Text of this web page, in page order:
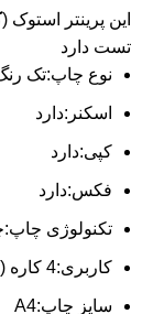
این پرینتر استوک (
تست دارد
نوع چاپ:تک
اسکنر:دارد
کپی:دارد
فکس:دارد
تکنولوژی
کاربری:4 کاره (پرینت، اسکن، کپی، فکس)
سایز چاپ:A4